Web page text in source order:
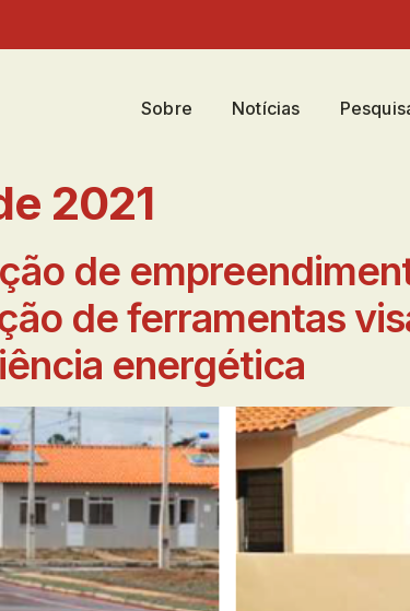
Sobre Notícias
2021
de
de ferramentas
energética